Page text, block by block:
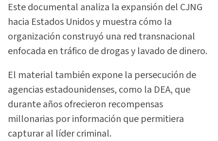
Este documental analiza la expansión del CJNG
hacia Estados Unidos y muestra cómo la
organización construyó una red transnacional
enfocada en tráfico de drogas y lavado de dinero.
El material también expone la persecución de
agencias estadounidenses, como la DEA, que
durante años ofrecieron recompensas
millonarias por información que permitiera
capturar al líder criminal.